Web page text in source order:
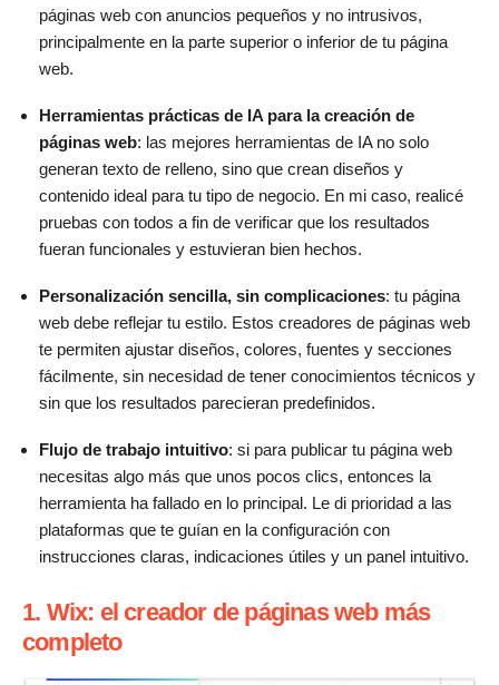
páginas web con anuncios pequeños y no intrusivos,
principalmente en la parte superior o inferior de tu página
web.
Herramientas prácticas de IA para la creación de
páginas web: las mejores herramientas de IA no solo
generan texto de relleno, sino que crean diseños y
contenido ideal para tu tipo de negocio. En mi caso, realicé
pruebas con todos a fin de verificar que los resultados
fueran funcionales y estuvieran bien hechos.
Personalización sencilla, sin complicaciones: tu página
web debe reflejar tu estilo. Estos creadores de páginas web
te permiten ajustar diseños, colores, fuentes y secciones
fácilmente, sin necesidad de tener conocimientos técnicos y
sin que los resultados parecieran predefinidos.
Flujo de trabajo intuitivo: si para publicar tu página web
necesitas algo más que unos pocos clics, entonces la
herramienta ha fallado en lo principal. Le di prioridad a las
plataformas que te guían en la configuración con
instrucciones claras, indicaciones útiles y un panel intuitivo.
1. Wix: el creador de páginas web más
completo